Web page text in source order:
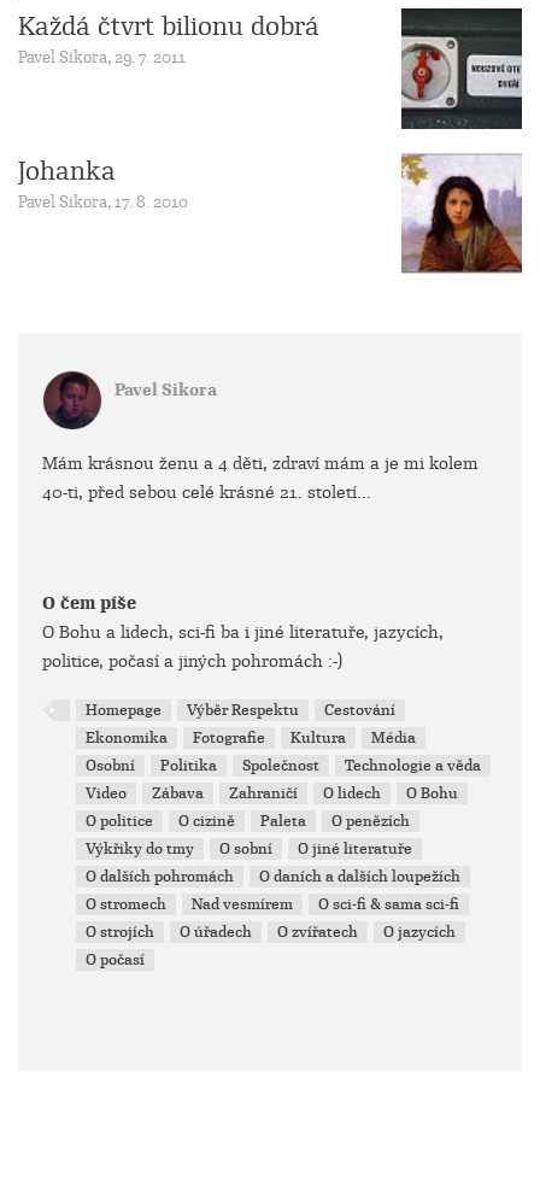
Každá čtvrt bilionu dobrá
Pavel Sikora, 29. 7. 2011
Johanka
Pavel Sikora, 17. 8. 2010
Pavel Sikora
Mám krásnou ženu a 4 děti, zdraví mám a je mi kolem
40-ti, před sebou celé krásné 21. století...
O čem píše
O Bohu a lidech, sci-fi ba i jiné literatuře, jazycích,
politice, počasí a jiných pohromách :-)
Homepage Výběr Respektu
Cestování
Ekonomika
Fotografie Kultura
Média
Osobní
Politika Společnost
Technologie a věda
Video
Zábava Zahraničí O lidech
O Bohu
O politice
O cizině Paleta
O penězích
Výkřiky do tmy
O sobní
O jiné literatuře
O dalších pohromách
O daních a dalších loupežích
O stromech
Nad vesmírem
O sci-fi & sama sci-fi
O strojích
O úřadech O zvířatech
O jazycích
O počasí